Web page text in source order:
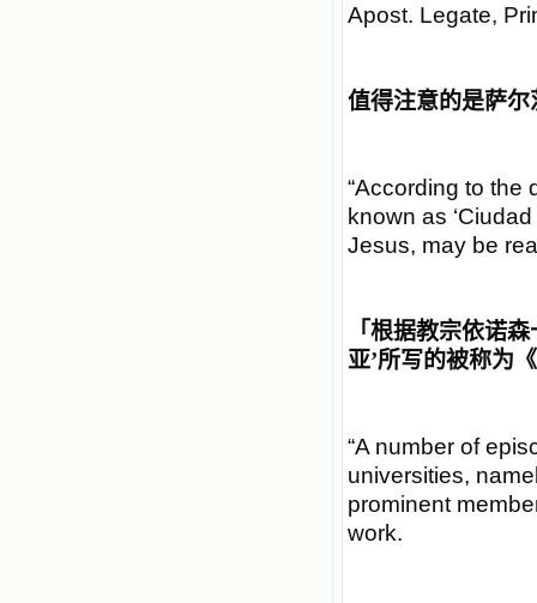
Apost. Legate,
值得注意的是萨
“According to the
known as
Jesus, may be
「根据教宗依诺
亚’所写的被称为
“A number of
universities,
prominent
work.